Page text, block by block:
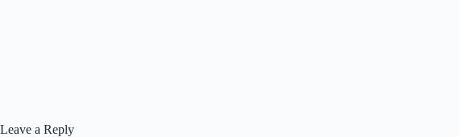
Leave a Reply